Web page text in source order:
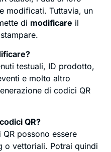
modificati. Tuttavia, un
di modificare il
testuali, ID prodotto,
e molto altro
di codici QR
QR?
possono essere
o vettoriali. Potrai quindi